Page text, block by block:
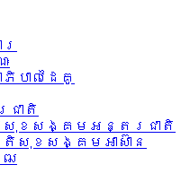
បាលដៃគូ
ាតិ
សុខសង្គមអន្តរជាតិ
សុខសង្គមអាស៊ាន​
ឍ